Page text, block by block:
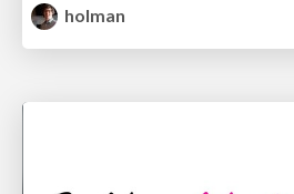
holman